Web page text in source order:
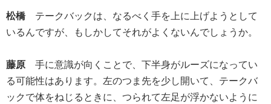
松橋テークバックは、なるべく手を上に上げようとして
いるんですが、もしかしてそれがよくないんでしょうか。
藤原 手に意識が向くことで、下半身がルーズになってい
る可能性はあります。左のつま先を少し開いて、テークバ
ックで体をねじるときに、つられて左足が浮かないように